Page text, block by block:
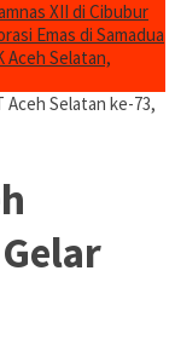
XII di Cibubur
Emas di Samadua
Aceh Selatan,
Aceh Selatan ke-73,